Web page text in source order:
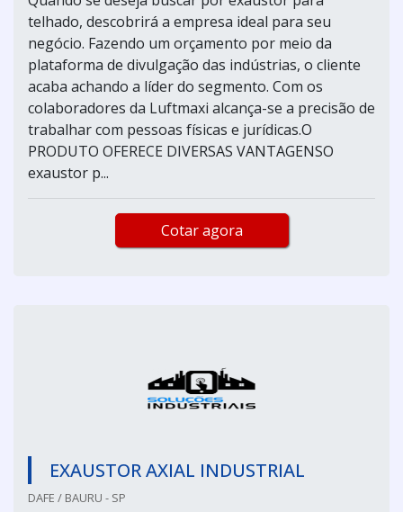
telhado, descobrirá a empresa ideal para seu
negócio. Fazendo um orçamento por meio da
plataforma de divulgação das indústrias, o cliente
acaba achando a líder do segmento. Com os
colaboradores da Luftmaxi alcança-se a precisão de
trabalhar com pessoas físicas e jurídicas.O
PRODUTO OFERECE DIVERSAS VANTAGENSO
exaustor p...
Cotar agora
EXAUSTOR AXIAL INDUSTRIAL
DAFE / BAURU - SP